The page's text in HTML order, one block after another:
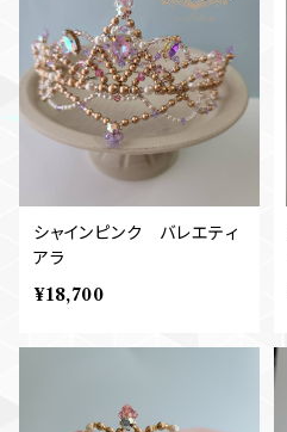
シャインピンク バレエティ
アラ
¥18,700